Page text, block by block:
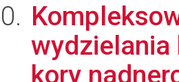
wydzielania
kory